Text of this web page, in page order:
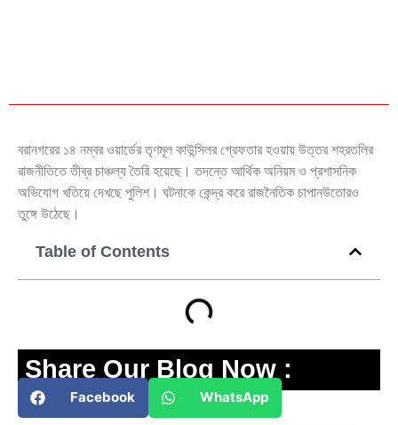
বরানগরের ১৪ নম্বর ওয়ার্ডের তৃণমূল কাউন্সিলর গ্রেফতার হওয়ায় উত্তর শহরতলির
রাজনীতিতে তীব্র চাঞ্চল্য তৈরি হয়েছে। তদন্তে আর্থিক অনিয়ম ও প্রশাসনিক
অভিযোগ খতিয়ে দেখছে পুলিশ। ঘটনাকে কেন্দ্র করে রাজনৈতিক চাপানউতোরও
তুঙ্গে উঠেছে।
Table of Contents
Share Our Blog Now :
Facebook WhatsApp